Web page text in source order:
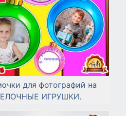
для фотографий на
ЕЛОЧНЫЕ ИГРУШКИ.